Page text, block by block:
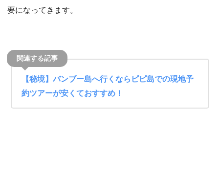
要になってきます。
【秘境】バンブー島へ行くならピピ島での現地予
約ツアーが安くておすすめ！